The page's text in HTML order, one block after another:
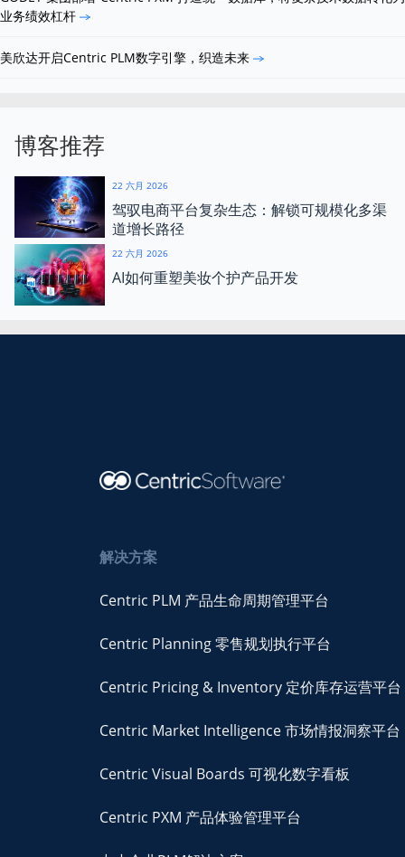
业务绩效杠杆
美欣达开启Centric PLM数字引擎，织造未来
博客推荐
22 六月 2026
驾驭电商平台复杂生态：解锁可规模化多渠
道增长路径
22 六月 2026
AI如何重塑美妆个护产品开发
解决方案
Centric PLM 产品生命周期管理平台
Centric Planning 零售规划执行平台
Centric Pricing & Inventory 定价库存运营平台
Centric Market Intelligence 市场情报洞察平台
Centric Visual Boards 可视化数字看板
Centric PXM 产品体验管理平台